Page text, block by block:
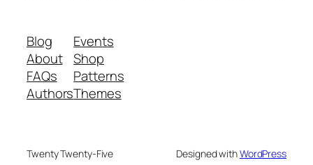
Blog
About
FAQs
Authors
Events
Shop
Patterns
Themes
Twenty Twenty-Five Designed withWordPress